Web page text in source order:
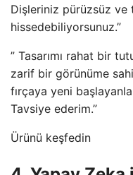
Dişleriniz pürüzsüz ve
hissedebiliyorsunuz.”
” Tasarımı rahat bir
zarif bir görünüme
fırçaya yeni
Tavsiye ederim.”
Ürünü keşfedin